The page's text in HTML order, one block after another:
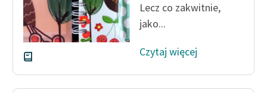
Lecz co zakwitnie,
jako...
Czytaj więcej